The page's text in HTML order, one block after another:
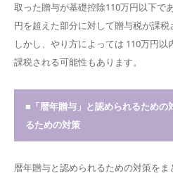
取った贈与が基礎控除110万円以下で
円を超えた部分に対して贈与税が課税
しかし、やり方によっては 110万円
課税される可能性もあります。
■「暦年贈与」と認められるための
るための対策
暦年贈与と認められるための対策をま